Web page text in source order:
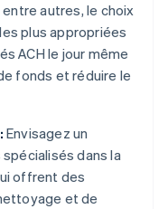
entre autres, le choix
plus appropriées
ACH le jour même
fonds et réduire le
Envisagez un
dans la
offrent des
et de